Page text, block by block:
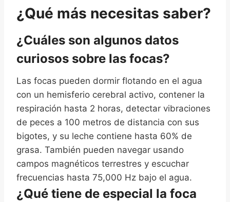
¿Qué más necesitas saber?
¿Cuáles son algunos datos
curiosos sobre las focas?
Las focas pueden dormir flotando en el agua
con un hemisferio cerebral activo, contener la
respiración hasta 2 horas, detectar vibraciones
de peces a 100 metros de distancia con sus
bigotes, y su leche contiene hasta 60% de
grasa. También pueden navegar usando
campos magnéticos terrestres y escuchar
frecuencias hasta 75,000 Hz bajo el agua.
¿Qué tiene de especial la foca